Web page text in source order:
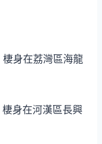
身在荔灣區海龍
身在河漢區長興